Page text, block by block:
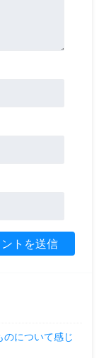
について感じ